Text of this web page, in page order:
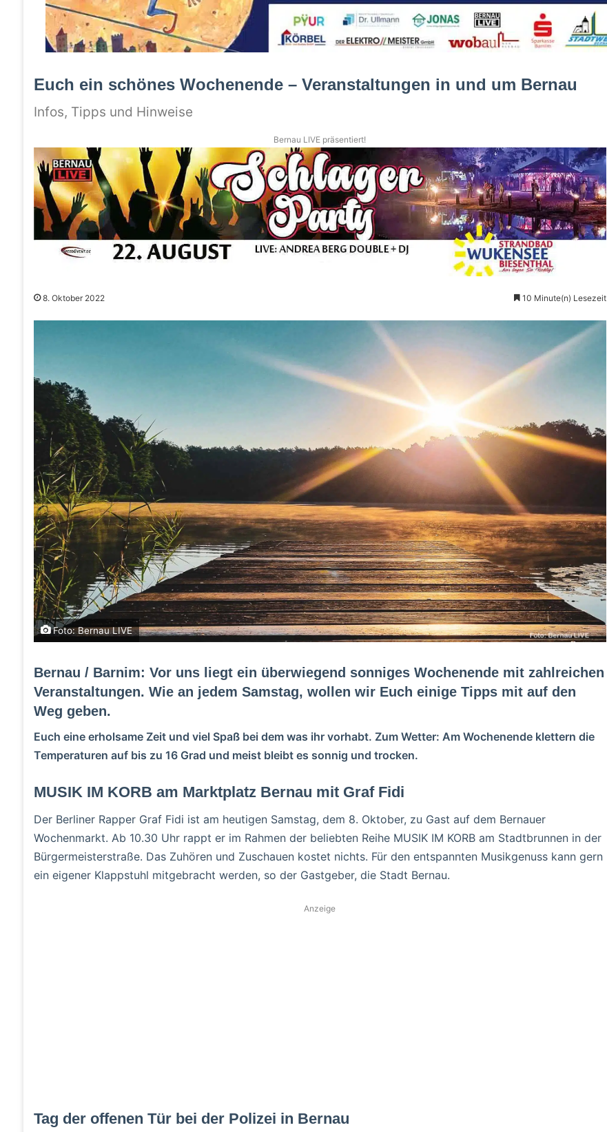
Euch ein schönes Wochenende – Veranstaltungen in und um Bernau
Infos, Tipps und Hinweise
Bernau LIVE präsentiert!
8. Oktober 2022 10 Minute(n) Lesezeit
Foto: Bernau LIVE
Bernau / Barnim: Vor uns liegt ein überwiegend sonniges Wochenende mit zahlreichen
Veranstaltungen. Wie an jedem Samstag, wollen wir Euch einige Tipps mit auf den
Weg geben.
Euch eine erholsame Zeit und viel Spaß bei dem was ihr vorhabt. Zum Wetter: Am Wochenende klettern die
Temperaturen auf bis zu 16 Grad und meist bleibt es sonnig und trocken.
MUSIK IM KORB am Marktplatz Bernau mit Graf Fidi
Der Berliner Rapper Graf Fidi ist am heutigen Samstag, dem 8. Oktober, zu Gast auf dem Bernauer
Wochenmarkt. Ab 10.30 Uhr rappt er im Rahmen der beliebten Reihe MUSIK IM KORB am Stadtbrunnen in der
Bürgermeisterstraße. Das Zuhören und Zuschauen kostet nichts. Für den entspannten Musikgenuss kann gern
ein eigener Klappstuhl mitgebracht werden, so der Gastgeber, die Stadt Bernau.
Anzeige
Tag der offenen Tür bei der Polizei in Bernau